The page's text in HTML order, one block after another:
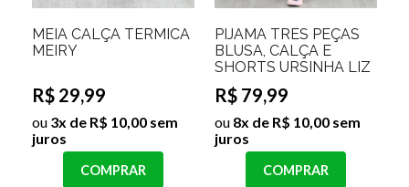
MEIA CALÇA TERMICA
MEIRY
R$ 29,99
ou 3x de R$ 10,00 sem
juros
COMPRAR
PIJAMA TRÊS PEÇAS
BLUSA, CALÇA E
SHORTS URSINHA LIZ
R$ 79,99
ou 8x de R$ 10,00 sem
juros
COMPRAR